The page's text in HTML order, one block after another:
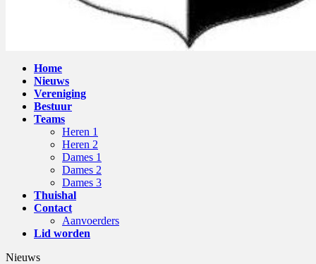
Home
Nieuws
Vereniging
Bestuur
Teams
Heren 1
Heren 2
Dames 1
Dames 2
Dames 3
Thuishal
Contact
Aanvoerders
Lid worden
Nieuws